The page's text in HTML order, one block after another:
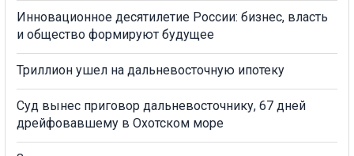
Инновационное десятилетие России: бизнес, власть
и общество формируют будущее
Триллион ушел на дальневосточную ипотеку
Суд вынес приговор дальневосточнику, 67 дней
дрейфовавшему в Охотском море